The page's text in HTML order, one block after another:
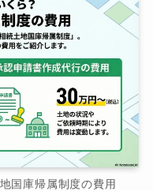
国庫帰属制度の費用